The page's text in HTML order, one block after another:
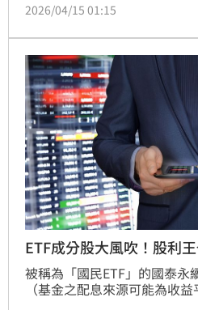
易、每25分鐘撮合一次，為本
2026/04/15 01:15
ETF成分股大風吹！股利
被稱為「國民ETF」的國泰永
（基金之配息來源可能為收